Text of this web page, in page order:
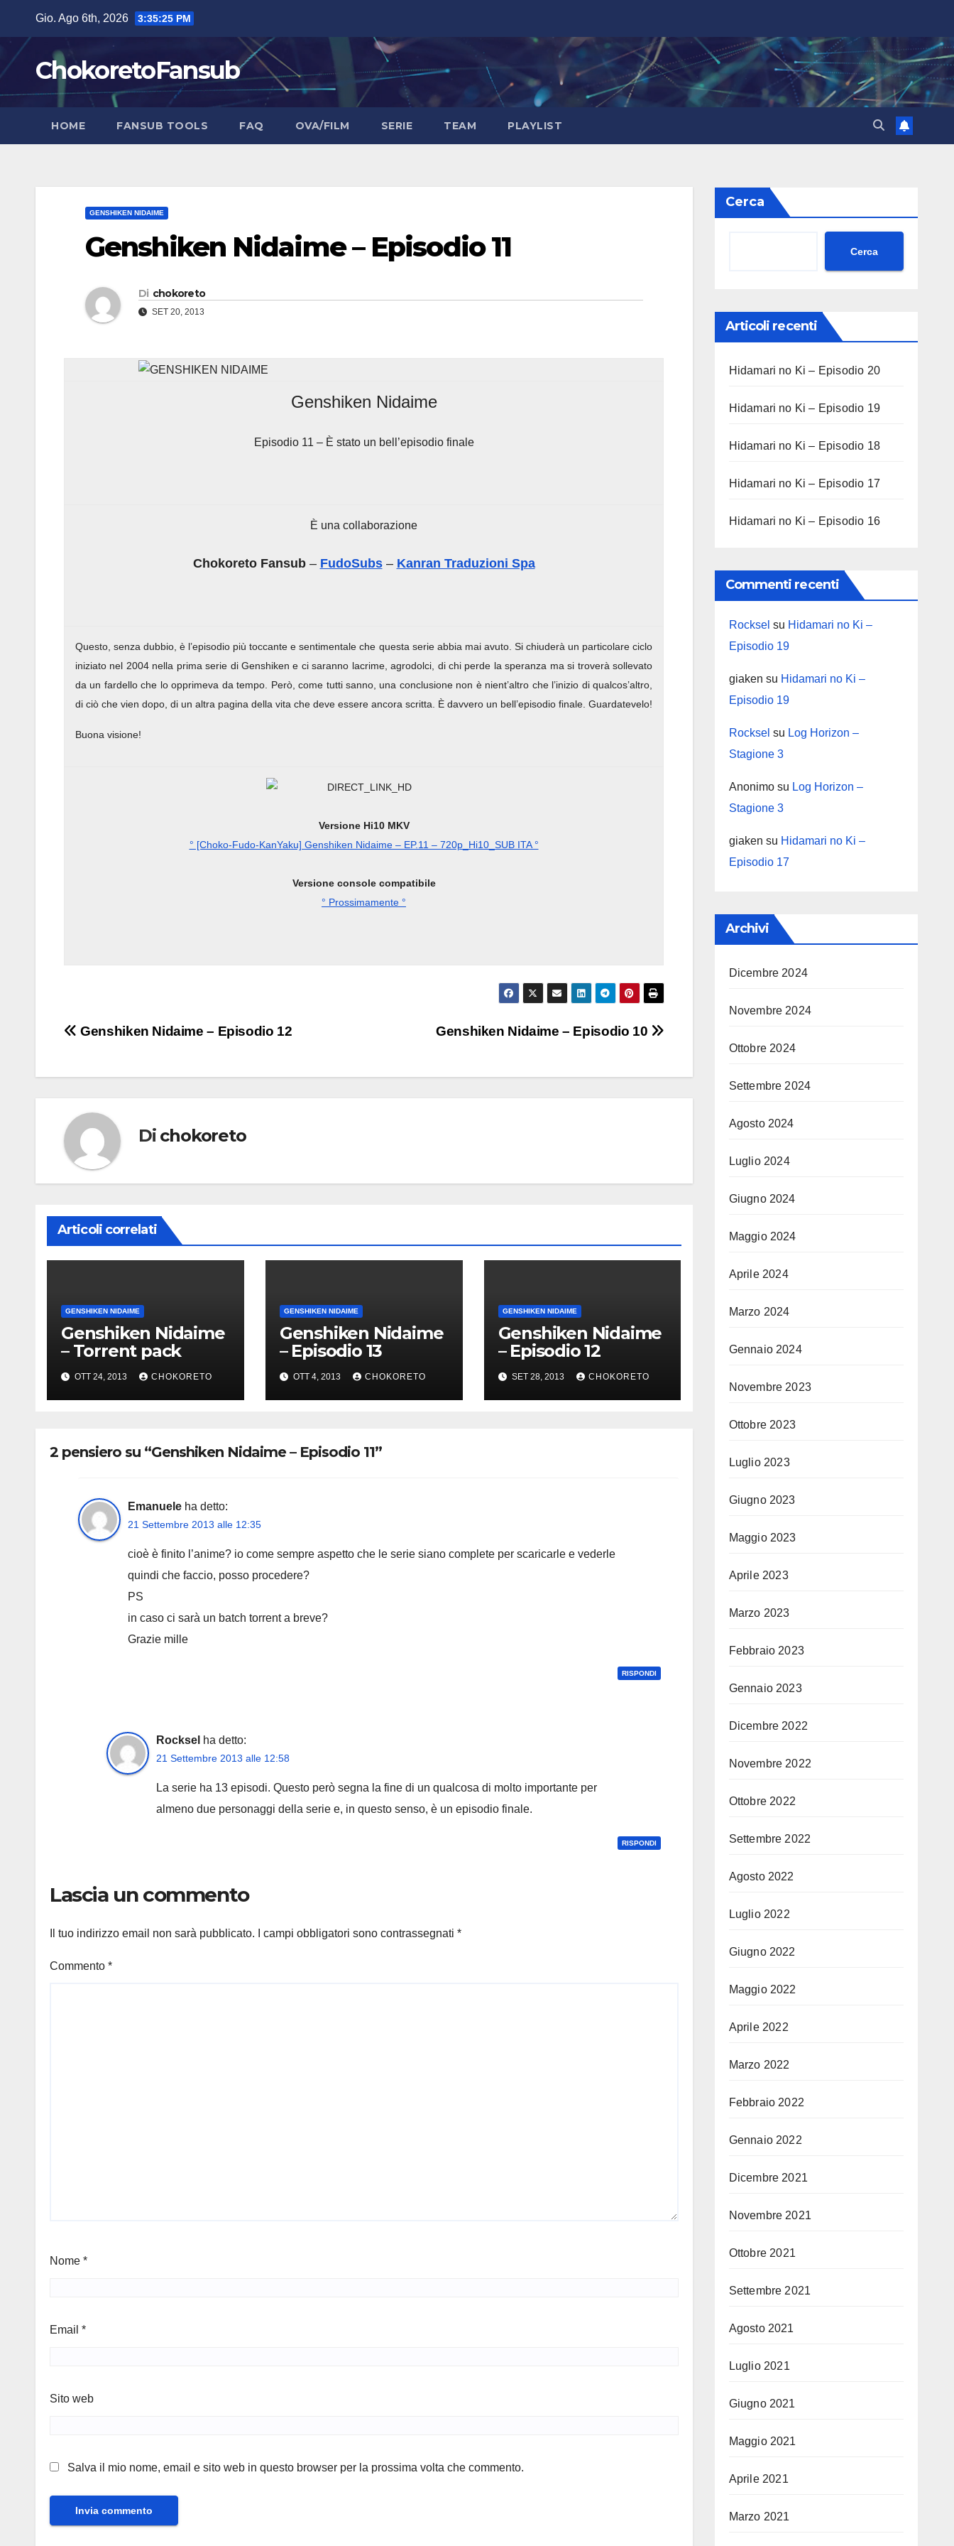
contenuto
Gio. Ago 6th, 2026 3:35:26 PM
ChokoretoFansub
HOME FANSUB TOOLS FAQ OVA/FILM SERIE TEAM PLAYLIST
GENSHIKEN NIDAIME
Genshiken Nidaime – Episodio 11
Di chokoreto
SET 20, 2013
Genshiken Nidaime
Episodio 11 – È stato un bell’episodio finale
È una collaborazione
Chokoreto Fansub– FudoSubs– Kanran Traduzioni Spa
Questo, senza dubbio, è l’episodio più toccante e sentimentale che questa serie abbia mai avuto. Si chiuderà un particolare ciclo
iniziato nel 2004 nella prima serie di Genshiken e ci saranno lacrime, agrodolci, di chi perde la speranza ma si troverà sollevato
da un fardello che lo opprimeva da tempo. Però, come tutti sanno, una conclusione non è nient’altro che l’inizio di qualcos’altro,
di ciò che vien dopo, di un altra pagina della vita che deve essere ancora scritta. È davvero un bell’episodio finale. Guardatevelo!
Buona visione!
Versione Hi10 MKV
° [Choko-Fudo-KanYaku] Genshiken Nidaime – EP.11 – 720p_Hi10_SUB ITA °
Versione console compatibile
° Prossimamente °
Navigazione
Genshiken Nidaime – Episodio 10
Genshiken Nidaime – Episodio 12
Di chokoreto
Articoli correlati
GENSHIKEN NIDAIME
Genshiken Nidaime
– Torrent pack
OTT 24, 2013 CHOKORETO
GENSHIKEN NIDAIME
Genshiken Nidaime
– Episodio 13
OTT 4, 2013 CHOKORETO
GENSHIKEN NIDAIME
Genshiken Nidaime
– Episodio 12
SET 28, 2013 CHOKORETO
2 pensiero su “Genshiken Nidaime – Episodio 11”
Emanuele ha detto:
21 Settembre 2013 alle 12:35
cioè è finito l’anime? io come sempre aspetto che le serie siano complete per scaricarle e vederle
quindi che faccio, posso procedere?
PS
in caso ci sarà un batch torrent a breve?
Grazie mille
RISPONDI
Rocksel ha detto:
21 Settembre 2013 alle 12:58
La serie ha 13 episodi. Questo però segna la fine di un qualcosa di molto importante per
almeno due personaggi della serie e, in questo senso, è un episodio finale.
RISPONDI
Lascia un commento
Il tuo indirizzo email non sarà pubblicato. I campi obbligatori sono contrassegnati *
Commento *
Nome *
Email *
Sito web
Salva il mio nome, email e sito web in questo browser per la prossima volta che commento.
Cerca
Cerca
Articoli recenti
Hidamari no Ki – Episodio 20
Hidamari no Ki – Episodio 19
Hidamari no Ki – Episodio 18
Hidamari no Ki – Episodio 17
Hidamari no Ki – Episodio 16
Commenti recenti
Rocksel su Hidamari no Ki –
Episodio 19
giaken su Hidamari no Ki –
Episodio 19
Rocksel su Log Horizon –
Stagione 3
Anonimosu Log Horizon –
Stagione 3
giaken su Hidamari no Ki –
Episodio 17
Archivi
Dicembre 2024
Novembre 2024
Ottobre 2024
Settembre 2024
Agosto 2024
Luglio 2024
Giugno 2024
Maggio 2024
Aprile 2024
Marzo 2024
Gennaio 2024
Novembre 2023
Ottobre 2023
Luglio 2023
Giugno 2023
Maggio 2023
Aprile 2023
Marzo 2023
Febbraio 2023
Gennaio 2023
Dicembre 2022
Novembre 2022
Ottobre 2022
Settembre 2022
Agosto 2022
Luglio 2022
Giugno 2022
Maggio 2022
Aprile 2022
Marzo 2022
Febbraio 2022
Gennaio 2022
Dicembre 2021
Novembre 2021
Ottobre 2021
Settembre 2021
Agosto 2021
Luglio 2021
Giugno 2021
Maggio 2021
Aprile 2021
Marzo 2021